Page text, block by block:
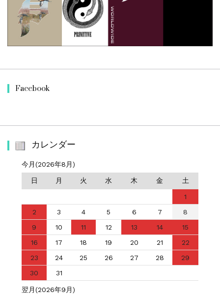
Facebook
カレンダー
今月(2026年8月)
日 月 火 水 木 金 土
1
2
3 4 5 6 7
8
9
10 11 12 13 14
15
16
17 18 19 20 21
22
23
24 25 26 27 28
29
30
31
翌月(2026年9月)